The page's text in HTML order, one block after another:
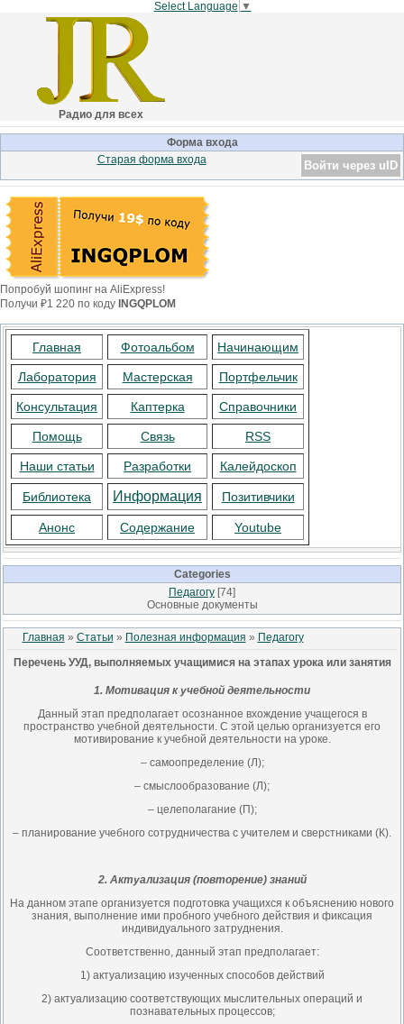
Select Language ▼
Радио для всех
Форма входа
Войти через uID
Старая форма входа
Попробуй шопинг на AliExpress!
Получи ₽1 220 по коду INGQPLOM
Главная Фотоальбом Начинающим
Лаборатория Мастерская Портфельчик
Консультация Каптерка Справочники
Помощь Связь RSS
Наши статьи Разработки Калейдоскоп
Библиотека Информация Позитивчики
Анонс Содержание Youtube
Categories
Педагогу [74]
Основные документы
Главная » Статьи » Полезная информация » Педагогу
Перечень УУД, выполняемых учащимися на этапах урока или занятия
1. Мотивация к учебной деятельности
Данный этап предполагает осознанное вхождение учащегося в
пространство учебной деятельности. С этой целью организуется его
мотивирование к учебной деятельности на уроке.
– самоопределение (Л);
– смыслообразование (Л);
– целеполагание (П);
– планирование учебного сотрудничества с учителем и сверстниками (К).
2. Актуализация (повторение) знаний
На данном этапе организуется подготовка учащихся к объяснению нового
знания, выполнение ими пробного учебного действия и фиксация
индивидуального затруднения.
Соответственно, данный этап предполагает:
1) актуализацию изученных способов действий
2) актуализацию соответствующих мыслительных операций и
познавательных процессов;